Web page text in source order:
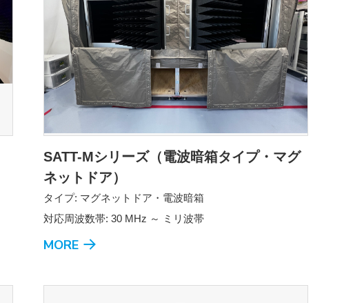
SATT-Mシリーズ（電波暗箱タイプ・マグ
ネットドア）
タイプ: マグネットドア・電波暗箱
対応周波数帯: 30 MHz ～ ミリ波帯
MORE